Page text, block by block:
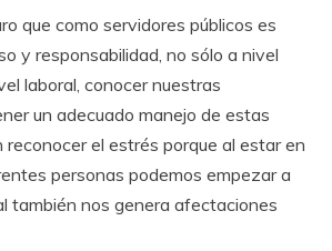
que como servidores públicos es
y responsabilidad, no sólo a nivel
laboral, conocer nuestras
un adecuado manejo de estas
reconocer el estrés porque al estar en
personas podemos empezar a
también nos genera afectaciones